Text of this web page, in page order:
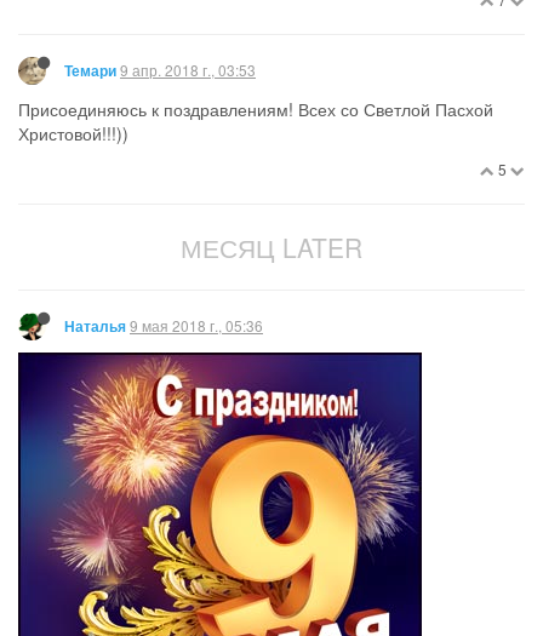
Темари9 апр. 2018 г., 03:53
Присоединяюсь к поздравлениям! Всех со Светлой Пасхой
Христовой!!!))
5
МЕСЯЦ LATER
Наталья9 мая 2018 г., 05:36